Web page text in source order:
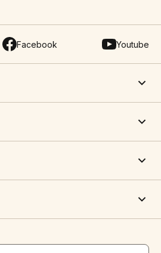
Facebook Youtube